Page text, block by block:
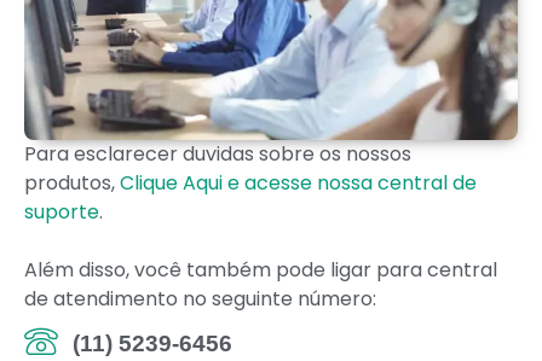
Para esclarecer duvidas sobre os nossos
produtos,Clique Aqui e acesse nossa central de
suporte.
Além disso, você também pode ligar para central
de atendimento no seguinte número:
(11) 5239-6456